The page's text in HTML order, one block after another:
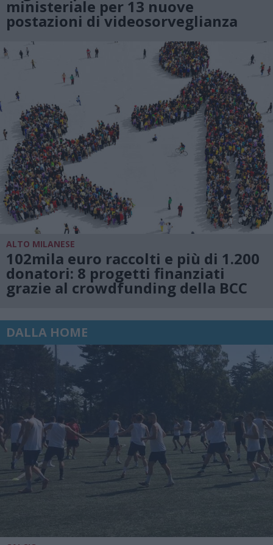
ministeriale per 13 nuove
postazioni di videosorveglianza
ALTO MILANESE
102mila euro raccolti e più di 1.200
donatori: 8 progetti finanziati
grazie al crowdfunding della BCC
DALLA HOME